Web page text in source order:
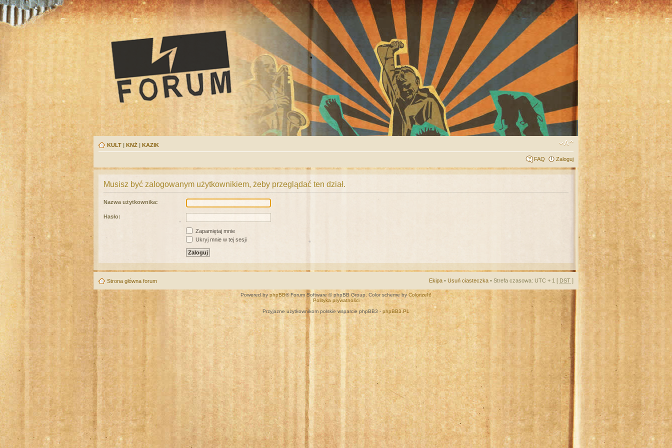
KULT | KNŻ | KAZIK
FAQ Zaloguj
Musisz być zalogowanym użytkownikiem, żeby przeglądać ten dział.
Nazwa użytkownika:
Hasło:
Zapamiętaj mnie
Ukryj mnie w tej sesji
Strona główna forum Ekipa • Usuń ciasteczka • Strefa czasowa: UTC + 1 [ DST ]
Powered by phpBB® Forum Software © phpBB Group. Color scheme by ColorizeIt!
Polityka prywatności
Przyjazne użytkownikom polskie wsparcie phpBB3 - phpBB3.PL